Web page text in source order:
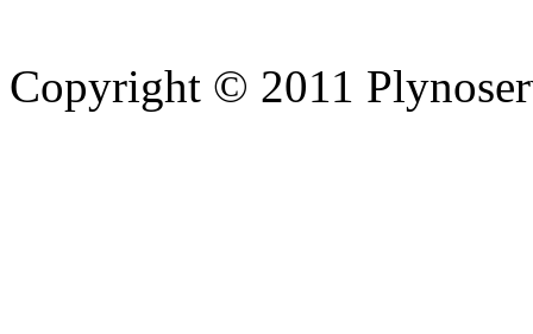
Copyright © 2011